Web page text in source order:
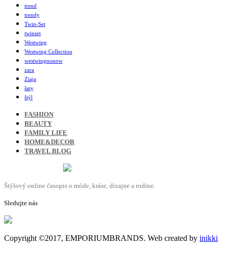
trend
trendy
Twin-Set
twinset
Westwing
Westwing Collection
westwingnonow
zara
Ziaja
šaty
štýl
FASHION
BEAUTY
FAMILY LIFE
HOME&DECOR
TRAVEL BLOG
Štýlový online časopis o móde, kráse, dizajne a rodine.
Sledujte nás
Copyright ©2017, EMPORIUMBRANDS. Web created by inikki